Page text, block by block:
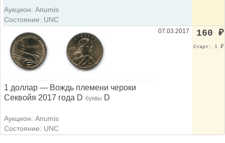
Аукцион: Anumis
Состояние: UNC
1 доллар — Вождь племени чероки
Секвойя 2017 года D буквы D
Аукцион: Anumis
Состояние: UNC
07.03.2017 160 ₽
Старт: 1 ₽